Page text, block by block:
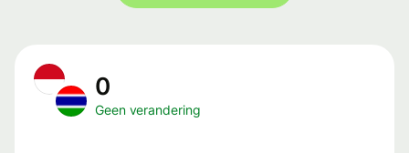
0
Geen verandering